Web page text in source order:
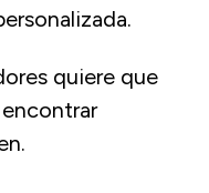
quiere que
encontrar